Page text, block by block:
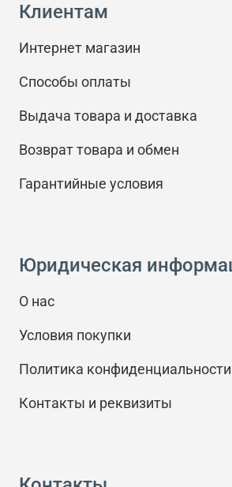
Клиентам
Интернет магазин
Способы оплаты
Выдача товара и доставка
Возврат товара и обмен
Гарантийные условия
Юридическая
О нас
Условия покупки
Политика конфиденциальности
Контакты и реквизиты